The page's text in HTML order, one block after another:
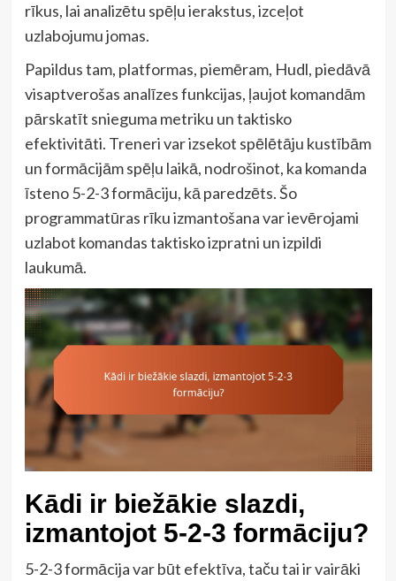
rīkus, lai analizētu spēļu ierakstus, izceļot
uzlabojumu jomas.
Papildus tam, platformas, piemēram, Hudl, piedāvā
visaptverošas analīzes funkcijas, ļaujot komandām
pārskatīt snieguma metriku un taktisko
efektivitāti. Treneri var izsekot spēlētāju kustībām
un formācijām spēļu laikā, nodrošinot, ka komanda
īsteno 5-2-3 formāciju, kā paredzēts. Šo
programmatūras rīku izmantošana var ievērojami
uzlabot komandas taktisko izpratni un izpildi
laukumā.
Kādi ir biežākie slazdi,
izmantojot 5-2-3 formāciju?
5-2-3 formācija var būt efektīva, taču tai ir vairāki